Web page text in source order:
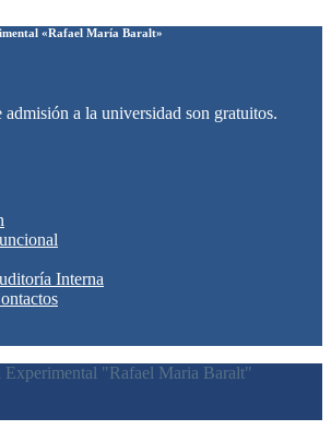
«Rafael María Baralt»
admisión a la universidad son gratuitos.
Interna
"Rafael Maria Baralt"